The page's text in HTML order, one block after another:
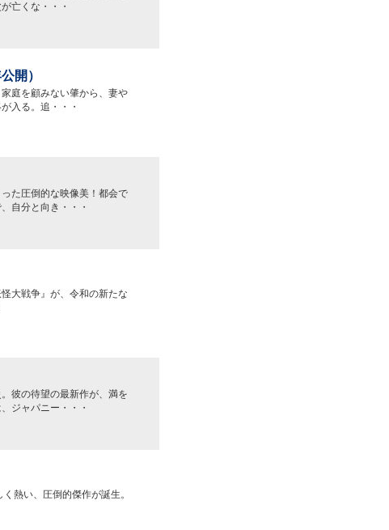
亡くな・・・
開）
庭を顧みない肇から、妻や
入る。追・・・
た圧倒的な映像美！都会で
自分と向き・・・
大戦争』が、令和の新たな
彼の待望の最新作が、満を
ジャパニー・・・
熱い、圧倒的傑作が誕生。